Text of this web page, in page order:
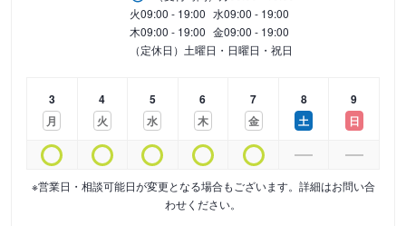
火09:00 - 19:00 水09:00 - 19:00
木09:00 - 19:00 金09:00 - 19:00
（定休日）土曜日・日曜日・祝日
3
月
4
火
5
水
6
木
7
金
8
土
9
日
※営業日・相談可能日が変更となる場合もございます。詳細はお問い合
わせください。